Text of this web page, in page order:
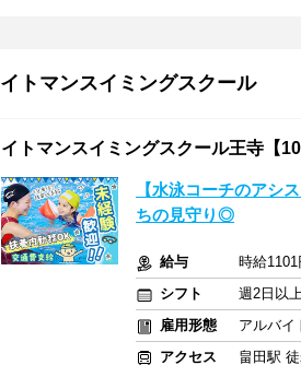
イトマンスイミングスクール
イトマンスイミングスクール王寺【
【水泳コーチのアシ
ちの見守り◎
給与
時給
シフト
週2日以
雇用形態
アルバイ
アクセス
畠田駅